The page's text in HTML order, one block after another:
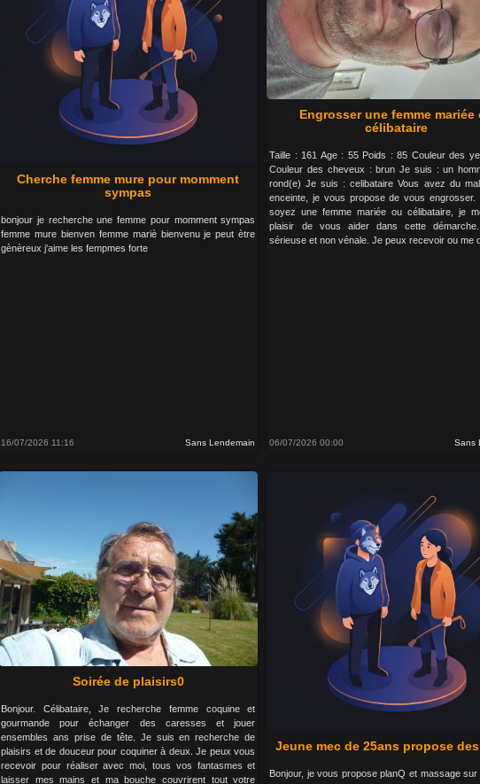
Cherche femme mure pour momment
sympas
bonjour je recherche une femme pour momment sympas
femme mure bienven femme mariè bienvenu je peut ètre
gènèreux j'aime les fempmes forte
16/07/2026 11:16 Sans Lendemain
Engrosser une femme mariée
célibataire
Taille : 161 Age : 55 Poids : 85 Couleur des
Couleur des cheveux : brun Je suis : un
rond(e) Je suis : celibataire Vous avez du
enceinte, je vous propose de vous engrosser.
soyez une femme mariée ou célibataire, je
plaisir de vous aider dans cette démarche.
sérieuse et non vénale. Je peux recevoir ou me
06/07/2026 00:00 Sans
Soirée de plaisirs0
Bonjour. Célibataire, Je recherche femme coquine et
gourmande pour échanger des caresses et jouer
ensembles ans prise de tête. Je suis en recherche de
plaisirs et de douceur pour coquiner à deux. Je peux vous
recevoir pour réaliser avec moi, tous vos fantasmes et
laisser mes mains et ma bouche couvrirent tout votre
Jeune mec de 25ans propose
Bonjour, je vous propose planQ et massage